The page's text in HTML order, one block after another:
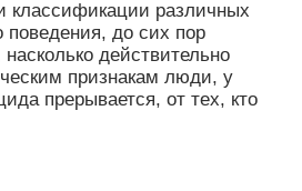
классификации различных
поведения, до сих пор
действительно
признакам люди, у
прерывается, от тех, кто